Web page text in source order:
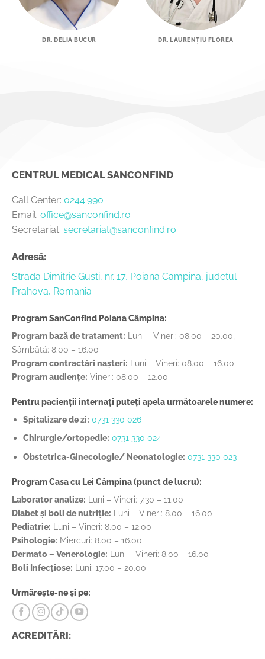
DR. DELIA BUCUR DR. LAURENȚIU FLOREA
CENTRUL MEDICAL SANCONFIND
Call Center: 0244.990
Email: office@sanconfind.ro
Secretariat: secretariat@sanconfind.ro
Adresă:
Strada Dimitrie Gusti, nr. 17, Poiana Campina, judetul
Prahova, Romania
Program SanConfind Poiana Câmpina:
Program bază de tratament: Luni – Vineri: 08.00 – 20.00,
Sâmbătă: 8.00 – 16.00
Program contractări nașteri: Luni – Vineri: 08.00 – 16.00
Program audiențe: Vineri: 08.00 – 12.00
Pentru pacienții internați puteți apela următoarele numere:
Spitalizare de zi: 0731 330 026
Chirurgie/ortopedie: 0731 330 024
Obstetrica-Ginecologie/ Neonatologie: 0731 330 023
Program Casa cu Lei Câmpina (punct de lucru):
Laborator analize: Luni – Vineri: 7.30 – 11.00
Diabet și boli de nutriție: Luni – Vineri: 8.00 – 16.00
Pediatrie: Luni – Vineri: 8.00 – 12.00
Psihologie: Miercuri: 8.00 – 16.00
Dermato – Venerologie: Luni – Vineri: 8.00 – 16.00
Boli Infecțiose: Luni: 17.00 – 20.00
Urmărește-ne și pe:
ACREDITĂRI: